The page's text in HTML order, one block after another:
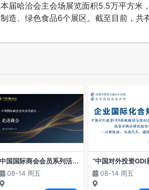
本届哈洽会主会场展览面积5.5万平方米
制造、绿色食品6个展区。截至目前，
中
国国际商会会员系列活动—“走进商会”（第二期）
08-14 周五 08-14 周五